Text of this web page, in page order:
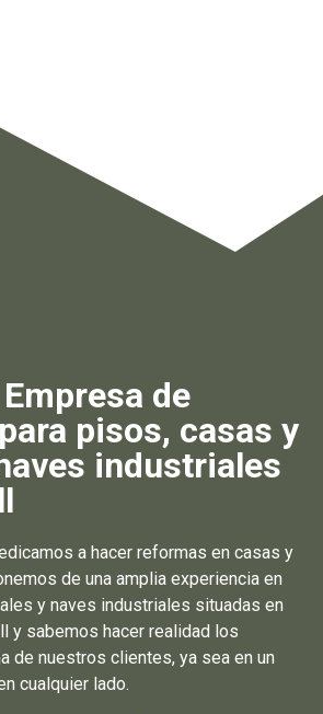
de
pisos, casas y
industriales
a hacer reformas en casas y
de una amplia experiencia en
y naves industriales situadas en
y sabemos hacer realidad los
de nuestros clientes, ya sea en un
cualquier lado.